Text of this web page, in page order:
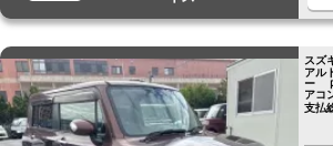
スズ
アル
ー
アコ
チア
支払